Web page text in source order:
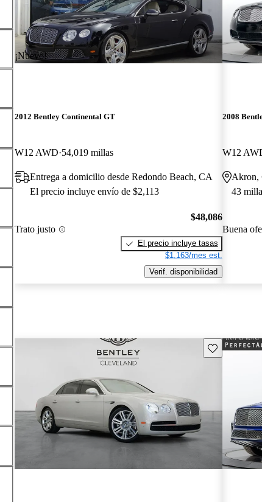
¡Nuevo!
2012 Bentley Continental GT
W12 AWD 54,019 millas
Entrega a domicilio desde Redondo Beach, CA
El precio incluye envío de $2,113
Trato justo
$48,086
El precio incluye tasas
$1,163/mes est.
Verif. disponibilidad
2008
W12
Akron,
43
Buena
Guarda este